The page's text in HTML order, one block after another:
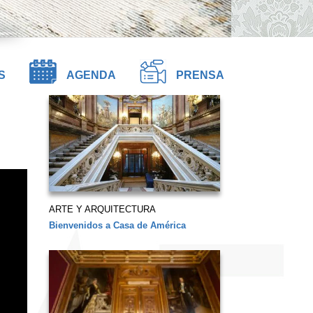
AGENDA PRENSA
ARTE Y ARQUITECTURA
Bienvenidos a Casa de América